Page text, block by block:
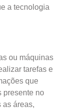
a tecnologia
ou máquinas
tarefas e
que
presente no
as áreas,